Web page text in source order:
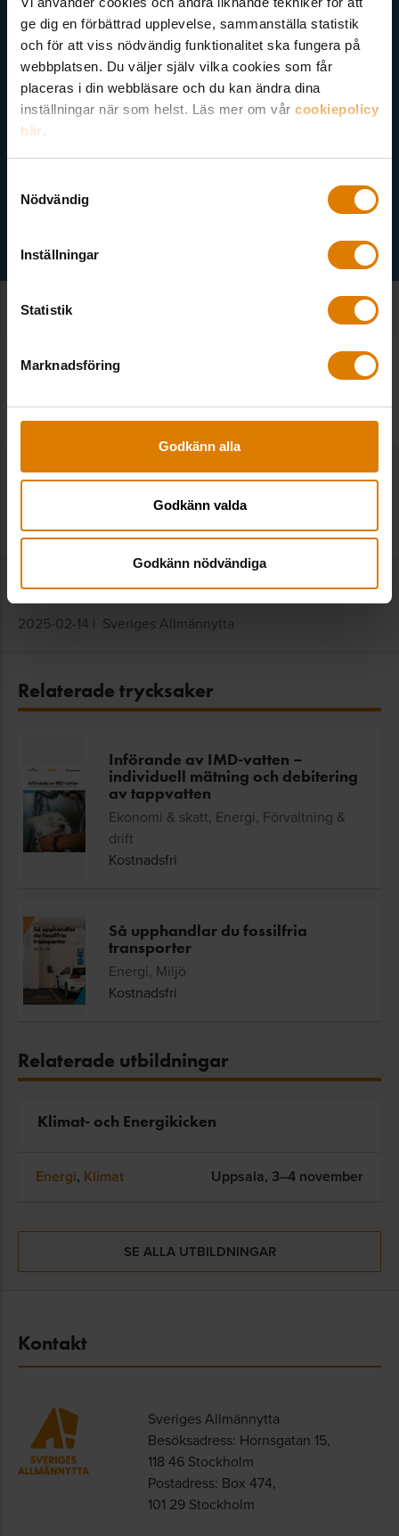
ge dig en förbättrad upplevelse, sammanställa statistik
och för att viss nödvändig funktionalitet ska fungera på
webbplatsen. Du väljer själv vilka cookies som får
placeras i din webbläsare och du kan ändra dina
inställningar när som helst. Läs mer om vår cookiepolicy
här.
Nödvändig
Inställningar
Statistik
Marknadsföring
Godkänn alla
Godkänn valda
Godkänn nödvändiga
Akademi, Allmännyttans Klimatinitiativ och för dig som är
medlem finns även nyhetsbrev inom olika ämnen.
SE ALLA NOTISER
Hovrätten ger tydligt stöd för trepartens
2026-07-02|Sveriges Allmännytta
Miljö och energi i fokus – rådens viktigaste frågor
2025-02-14
Sveriges Allmännytta
Relaterade trycksaker
Införande av IMD-vatten –
individuell mätning och debitering
av tappvatten
Ekonomi & skatt, Energi, Förvaltning &
drift
Kostnadsfri
Så upphandlar du fossilfria
transporter
Energi, Miljö
Kostnadsfri
Relaterade utbildningar
Klimat- och Energikicken
Energi, Klimat Uppsala, 3–4 november
SE ALLA UTBILDNINGAR
Kontakt
Sveriges Allmännytta
Besöksadress: Hornsgatan 15,
118 46 Stockholm
Postadress: Box 474,
101 29 Stockholm